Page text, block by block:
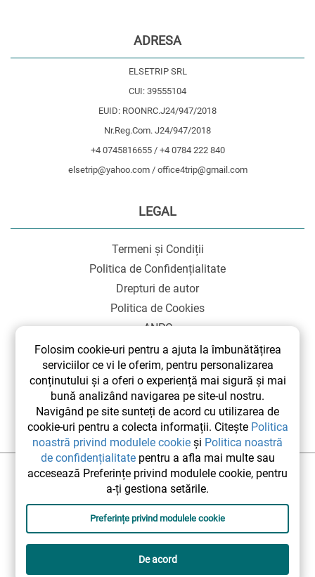
ADRESA
ELSETRIP SRL
CUI: 39555104
EUID: ROONRC.J24/947/2018
Nr.Reg.Com. J24/947/2018
+4 0745816655 / +4 0784 222 840
elsetrip@yahoo.com / office4trip@gmail.com
LEGAL
Termeni și Condiții
Politica de Confidențialitate
Drepturi de autor
Politica de Cookies
ANPC
SOL
©2026 elsetrip.com Toate drepturile rezervate.
Designed and developed by
Folosim cookie-uri pentru a ajuta la îmbunătățirea
serviciilor ce vi le oferim, pentru personalizarea
conținutului și a oferi o experiență mai sigură și mai
bună analizând navigarea pe site-ul nostru.
Navigând pe site sunteți de acord cu utilizarea de
cookie-uri pentru a colecta informații. Citește Politica
noastră privind modulele cookie și Politica noastră
de confidențialitatepentru a afla mai multe sau
accesează Preferințe privind modulele cookie, pentru
a-ți gestiona setările.
Preferințe privind modulele cookie
De acord